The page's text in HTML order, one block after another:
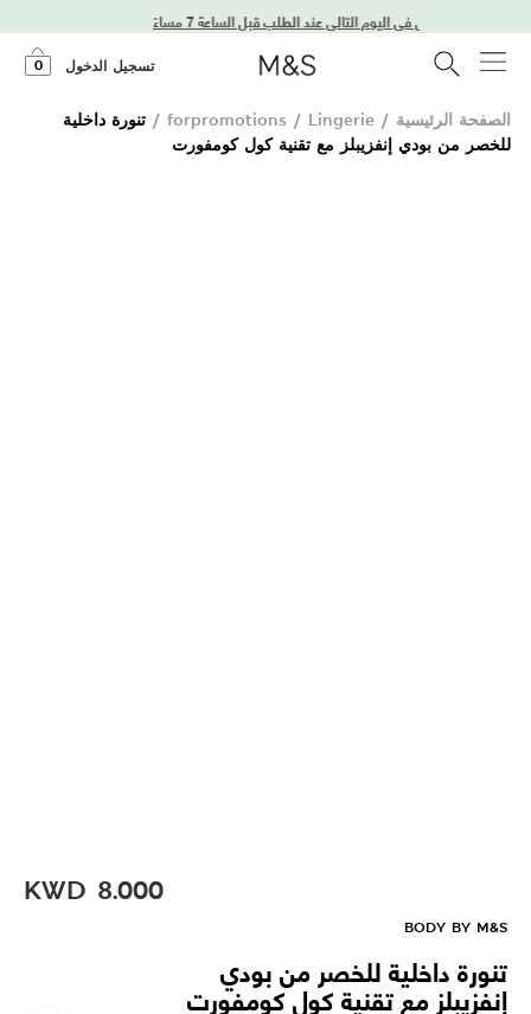
توصيل في اليوم التالي عند الطلب قبل الساعة 7 مساءً
تسجيل الدخول 0
الصفحة الرئيسية /
forpromotions / Lingerie
/ تنورة داخلية
للخصر من بودي إنفزيبلز مع تقنية كول كومفورت
KWD 8.000
BODY BY M&S
تنورة داخلية للخصر من بودي
إنفزيبلز مع تقنية كول كومفورت